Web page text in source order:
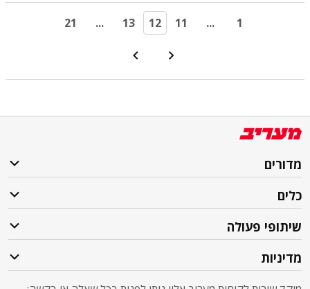
21 ... 13 12 11 ... 1
מדורים
כלים
שיתופי פעולה
מדיניות